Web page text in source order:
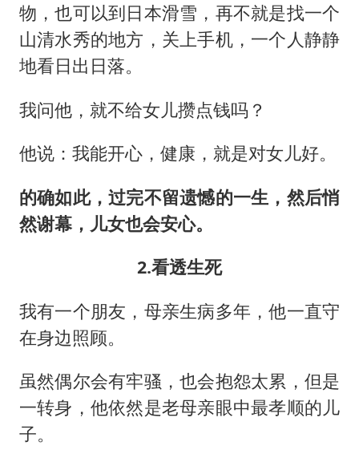
物，也可以到日本滑雪，再不就是找一个
山清水秀的地方，关上手机，一个人静静
地看日出日落。
我问他，就不给女儿攒点钱吗？
他说：我能开心，健康，就是对女儿好。
的确如此，过完不留遗憾的一生，然后悄
然谢幕，儿女也会安心。
2.看透生死
我有一个朋友，母亲生病多年，他一直守
在身边照顾。
虽然偶尔会有牢骚，也会抱怨太累，但是
一转身，他依然是老母亲眼中最孝顺的儿
子。